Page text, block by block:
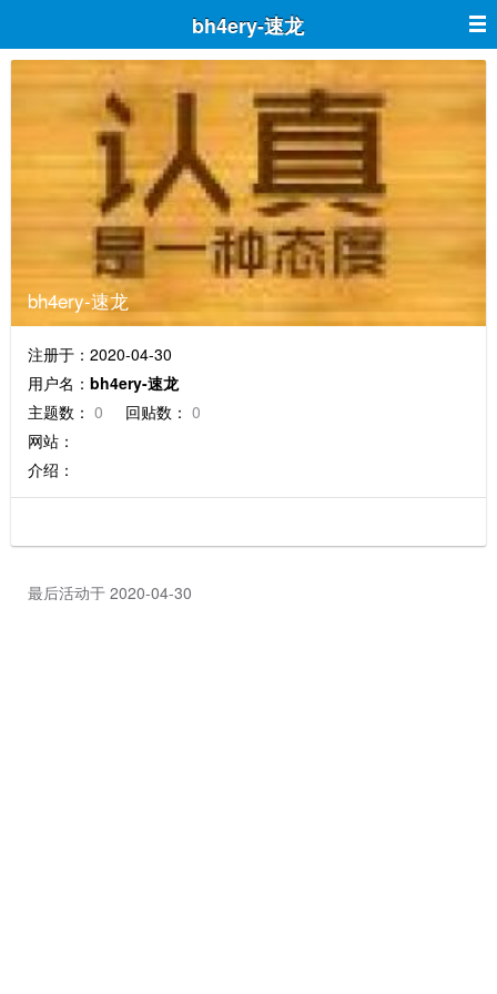
bh4ery-速龙
bh4ery-速龙
注册于：2020-04-30
用户名： bh4ery-速龙
主题数： 0 回贴数： 0
网站：
介绍：
最后活动于 2020-04-30